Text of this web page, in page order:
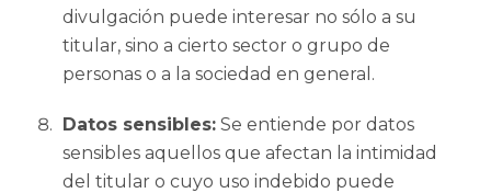
divulgación puede interesar no sólo a su
titular, sino a cierto sector o grupo de
personas o a la sociedad en general.
Datos sensibles: Se entiende por datos
sensibles aquellos que afectan la intimidad
del titular o cuyo uso indebido puede